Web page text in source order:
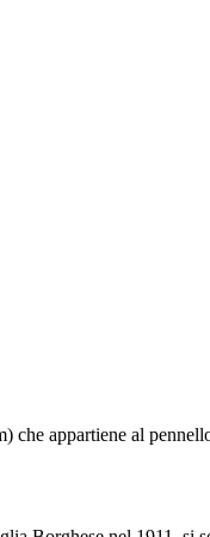
che appartiene al